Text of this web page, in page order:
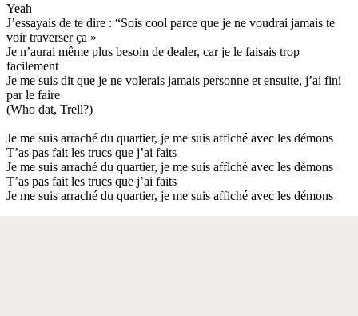
Yeah
J’essayais de te dire : “Sois cool parce que je ne voudrai jamais te
voir traverser ça »
Je n’aurai même plus besoin de dealer, car je le faisais trop
facilement
Je me suis dit que je ne volerais jamais personne et ensuite, j’ai fini
par le faire
(Who dat, Trell?)
Je me suis arraché du quartier, je me suis affiché avec les démons
T’as pas fait les trucs que j’ai faits
Je me suis arraché du quartier, je me suis affiché avec les démons
T’as pas fait les trucs que j’ai faits
Je me suis arraché du quartier, je me suis affiché avec les démons